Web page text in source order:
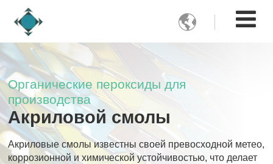

Органические пероксиды для
производства
Акриловой смолы
Акриловые смолы известны своей превосходной метео,
коррозионной и химической устойчивостью, что делает